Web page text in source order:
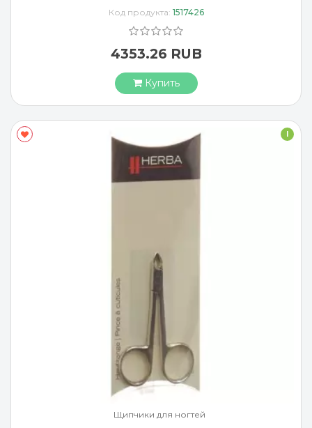
Код продукта: 1517426
4353.26 RUB
Купить
I
Щипчики для ногтей